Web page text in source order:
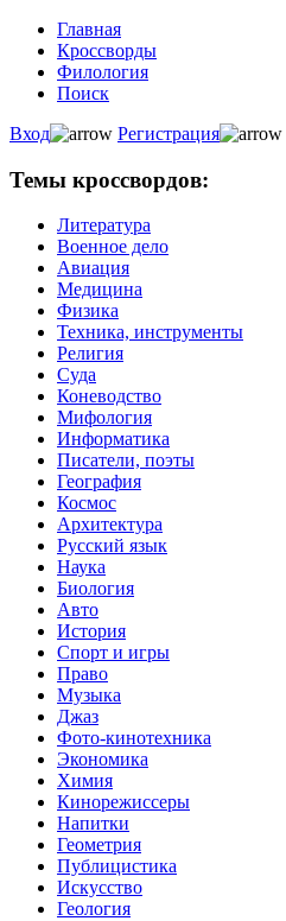
Главная
Кроссворды
Филология
Поиск
Вход
Регистрация
Темы кроссвордов:
Литература
Военное дело
Авиация
Медицина
Физика
Техника, инструменты
Религия
Суда
Коневодство
Мифология
Информатика
Писатели, поэты
География
Космос
Архитектура
Русский язык
Наука
Биология
Авто
История
Спорт и игры
Право
Музыка
Джаз
Фото-кинотехника
Экономика
Химия
Кинорежиссеры
Напитки
Геометрия
Публицистика
Искусство
Геология